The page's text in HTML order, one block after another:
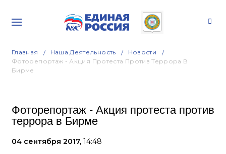
Главная Наша Деятельность
Новости
Фоторепортаж - Акция Протеста Против Террора В
Бирме
Фоторепортаж - Акция протеста против
террора в Бирме
04 сентября 2017, 14:48